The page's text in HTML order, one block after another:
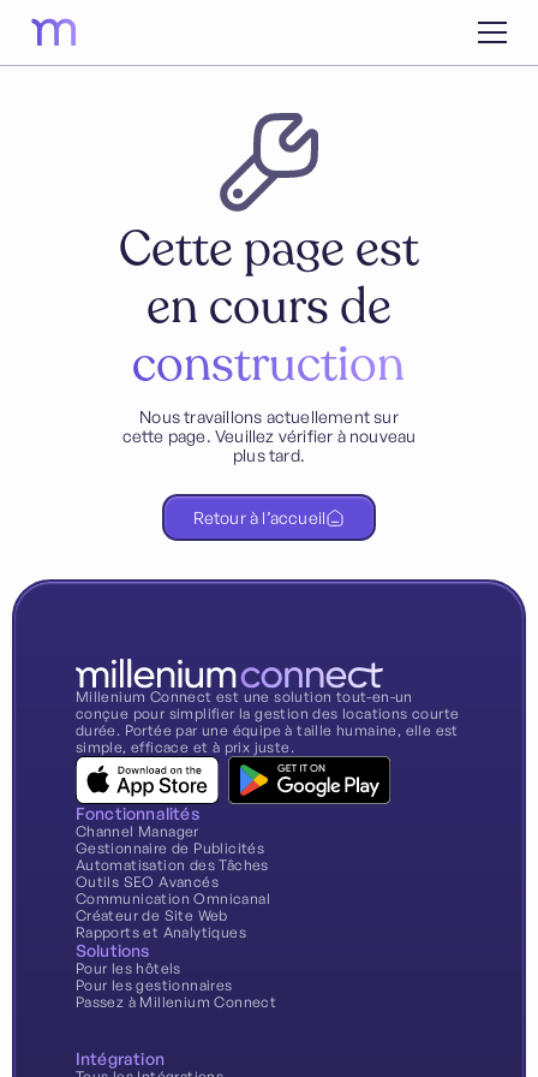
Cette page est
en cours de
construction
Nous travaillons actuellement sur
cette page. Veuillez vérifier à nouveau
plus tard.
Retour à l’accueil
Millenium Connect est une solution tout-en-un
conçue pour simplifier la gestion des locations courte
durée. Portée par une équipe à taille humaine, elle est
simple, efficace et à prix juste.
Fonctionnalités
Channel Manager
Gestionnaire de Publicités
Automatisation des Tâches
Outils SEO Avancés
Communication Omnicanal
Créateur de Site Web
Rapports et Analytiques
Solutions
Pour les hôtels
Pour les gestionnaires
Passez à Millenium Connect
Intégration